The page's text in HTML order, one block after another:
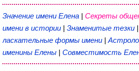
Значение имени Елена | Секреты
имени в истории | Знаменитые тезки |
ласкательные формы имени |
именины Елены | Совместимость